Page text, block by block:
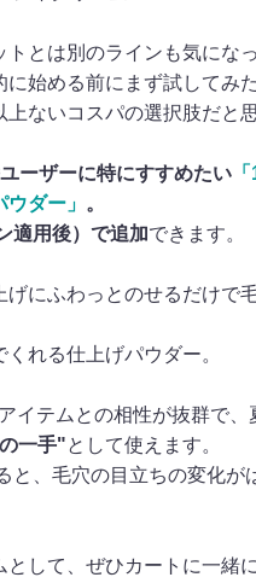
トとは別のラインも気にな
に始める前にまず試してみ
ないコスパの選択肢だと思
ーザーに特にすすめたい
ダー」 。
適用後）で追加できます。
げにふわっとのせるだけで
れる仕上げパウダー。
イテムとの相性が抜群で、
一手"として使えます。
と、毛穴の目立ちの変化が
として、ぜひカートに一緒